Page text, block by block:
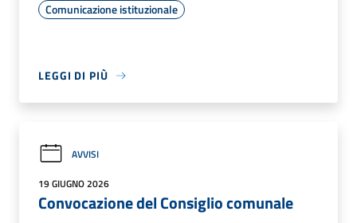
Comunicazione istituzionale
LEGGI DI PIÙ
AVVISI
19 GIUGNO 2026
Convocazione del Consiglio comunale